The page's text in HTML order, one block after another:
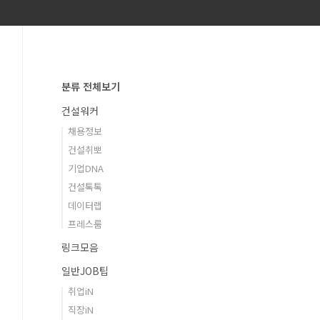
분류 전체보기
건설워커
채용정보
건설취뽀
기업DNA
건설톡톡
데이터랩
프레스룸
링크모음
일반JOB팁
취업iN
직장iN